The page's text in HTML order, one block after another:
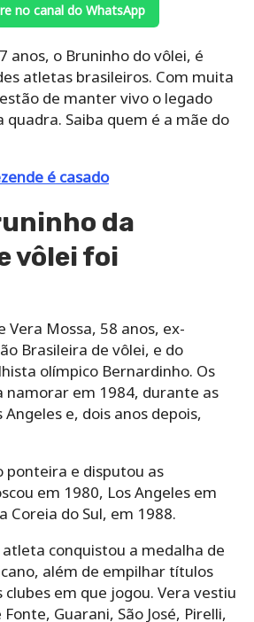
no canal do WhatsApp
anos, o Bruninho do vôlei, é
atletas brasileiros. Com muita
de manter vivo o legado
quadra. Saiba quem é a mãe do
é casado
da
vôlei foi
Vera Mossa, 58 anos, ex-
Brasileira de vôlei, e do
olímpico Bernardinho. Os
namorar em 1984, durante as
e, dois anos depois,
ponteira e disputou as
em 1980, Los Angeles em
Coreia do Sul, em 1988.
conquistou a medalha de
além de empilhar títulos
em que jogou. Vera vestiu
Guarani, São José, Pirelli,